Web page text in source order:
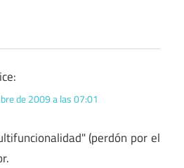
de 2009 a las 07:01
(perdón por el